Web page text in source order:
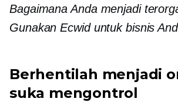
Bagaimana Anda menjadi
Gunakan Ecwid untuk bisnis
Berhentilah menjadi
suka mengontrol